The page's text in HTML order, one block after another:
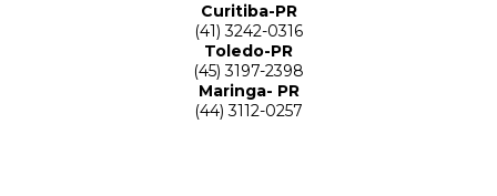
Curitiba-PR
(41) 3242-0316
Toledo-PR
(45) 3197-2398
Maringa- PR
(44) 3112-0257